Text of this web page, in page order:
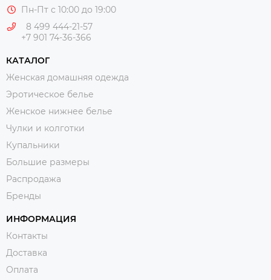
Пн-Пт с 10:00 до 19:00
8 499 444-21-57
+7 901 74-36-366
КАТАЛОГ
Женская домашняя одежда
Эротическое белье
Женское нижнее белье
Чулки и колготки
Купальники
Большие размеры
Распродажа
Бренды
ИНФОРМАЦИЯ
Контакты
Доставка
Оплата